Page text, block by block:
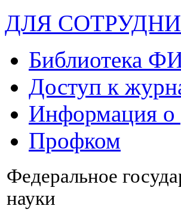
ДЛЯ
Библиотека
Доступ к
Информация
Профком
Федеральное
науки